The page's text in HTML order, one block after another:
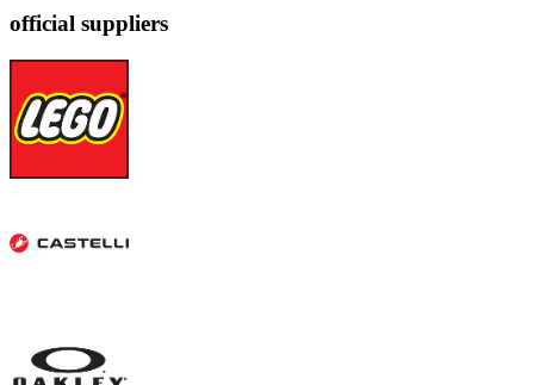
official suppliers